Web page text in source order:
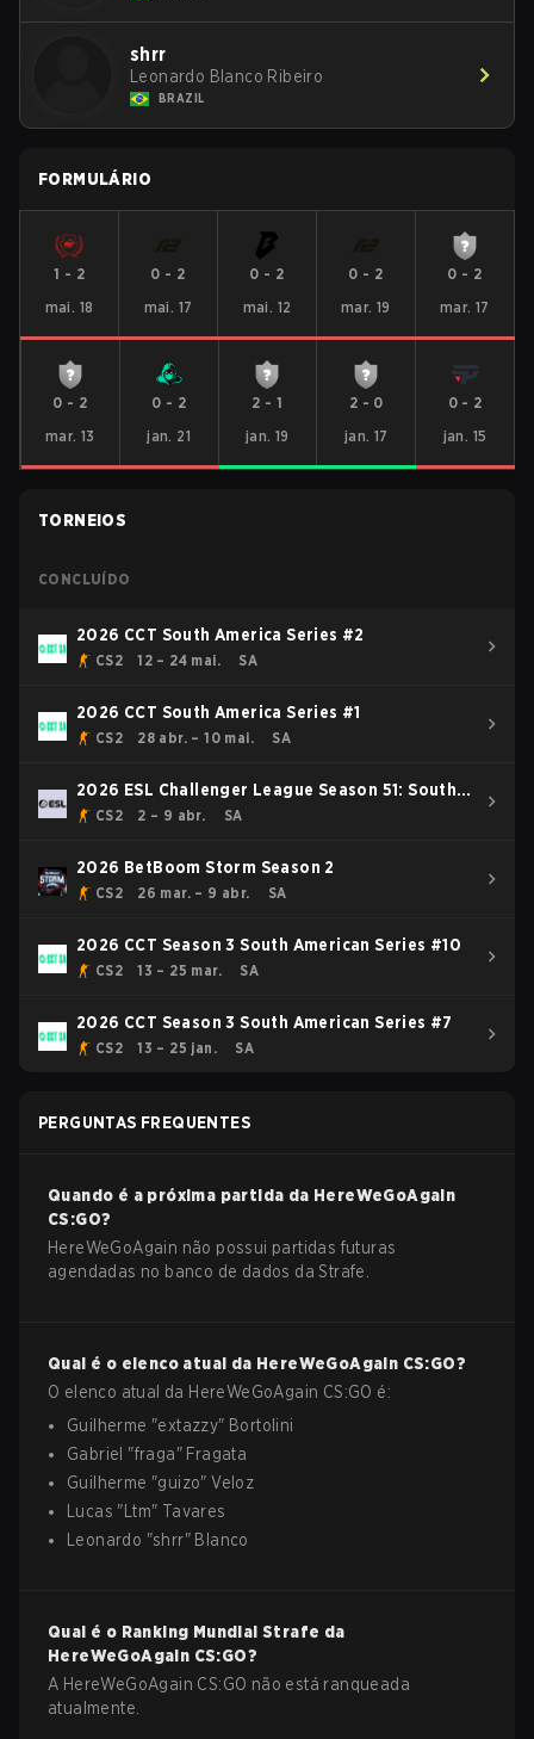
shrr
Leonardo Blanco Ribeiro
BRAZIL
FORMULÁRIO
1 - 2
mai. 18
0 - 2
mai. 17
0 - 2
mai. 12
0 - 2
mar. 19
0 - 2
mar. 17
0 - 2
mar. 13
0 - 2
jan. 21
2 -1
jan. 19
2 - 0
jan. 17
0- 2
jan. 15
TORNEIOS
CONCLUÍDO
2026 CCT South America Series #2
CS2 12 – 24 mai. SA
2026 CCT South America Series #1
CS2 28 abr. – 10 mai. SA
2026 ESL Challenger League Season 51: South
America - Cup #3
CS2 2 – 9 abr. SA
2026 BetBoom Storm Season 2
CS2 26 mar. – 9 abr. SA
2026 CCT Season 3 South American Series #10
CS2 13 – 25 mar. SA
2026 CCT Season 3 South American Series #7
CS2 13 – 25 jan. SA
PERGUNTAS FREQUENTES
Quando é a próxima partida da HereWeGoAgain
CS:GO?
HereWeGoAgain não possui partidas futuras
agendadas no banco de dados da Strafe.
Qual é o elenco atual da HereWeGoAgain CS:GO?
O elenco atual da HereWeGoAgain CS:GO é:
Guilherme "extazzy" Bortolini
Gabriel "fraga" Fragata
Guilherme "guizo"Veloz
Lucas " Ltm" Tavares
Leonardo "shrr" Blanco
Qual é o Ranking Mundial Strafe da
HereWeGoAgain CS:GO?
A HereWeGoAgain CS:GO não está ranqueada
atualmente.